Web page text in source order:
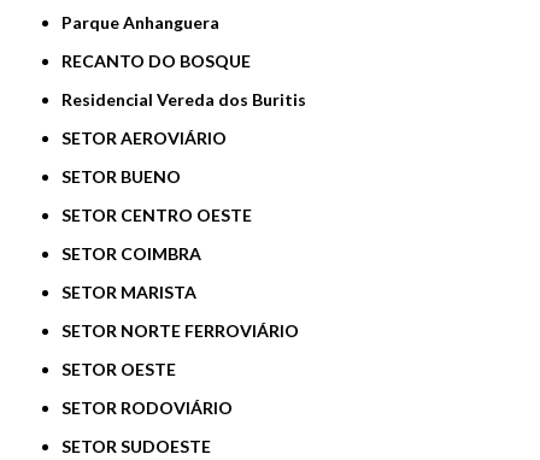
Parque Anhanguera
RECANTO DO BOSQUE
Residencial Vereda dos Buritis
SETOR AEROVIÁRIO
SETOR BUENO
SETOR CENTRO OESTE
SETOR COIMBRA
SETOR MARISTA
SETOR NORTE FERROVIÁRIO
SETOR OESTE
SETOR RODOVIÁRIO
SETOR SUDOESTE